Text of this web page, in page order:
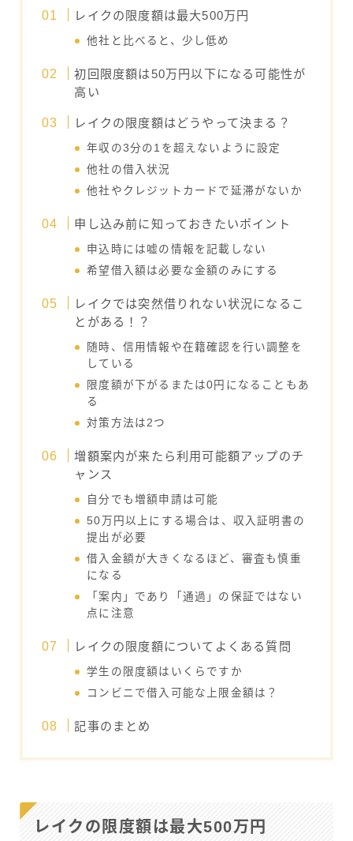
レイクの限度額は最大500万円
他社と比べると、少し低め
初回限度額は50万円以下になる可能性が
高い
レイクの限度額はどうやって決まる？
年収の3分の1を超えないように設定
他社の借入状況
他社やクレジットカードで延滞がないか
申し込み前に知っておきたいポイント
申込時には嘘の情報を記載しない
希望借入額は必要な金額のみにする
レイクでは突然借りれない状況になるこ
とがある！？
随時、信用情報や在籍確認を行い調整を
している
限度額が下がるまたは0円になることもあ
る
対策方法は2つ
増額案内が来たら利用可能額アップのチ
ャンス
自分でも増額申請は可能
50万円以上にする場合は、収入証明書の
提出が必要
借入金額が大きくなるほど、審査も慎重
になる
「案内」であり「通過」の保証ではない
点に注意
レイクの限度額についてよくある質問
学生の限度額はいくらですか
コンビニで借入可能な上限金額は？
記事のまとめ
レイクの限度額は最大500万円